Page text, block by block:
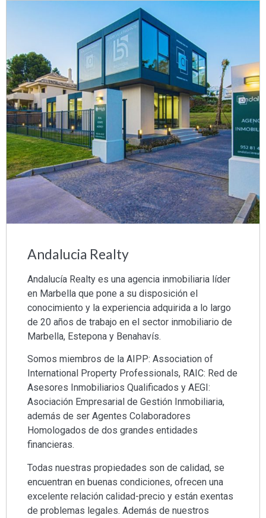
Andalucia Realty
Andalucía Realty es una agencia inmobiliaria líder
en Marbella que pone a su disposición el
conocimiento y la experiencia adquirida a lo largo
de 20 años de trabajo en el sector inmobiliario de
Marbella, Estepona y Benahavís.
Somos miembros de la AIPP: Association of
International Property Professionals, RAIC: Red de
Asesores Inmobiliarios Qualificados y AEGI:
Asociación Empresarial de Gestión Inmobiliaria,
además de ser Agentes Colaboradores
Homologados de dos grandes entidades
financieras.
Todas nuestras propiedades son de calidad, se
encuentran en buenas condiciones, ofrecen una
excelente relación calidad-precio y están exentas
de problemas legales. Además de nuestros